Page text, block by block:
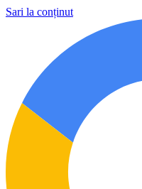
Sari la conținut